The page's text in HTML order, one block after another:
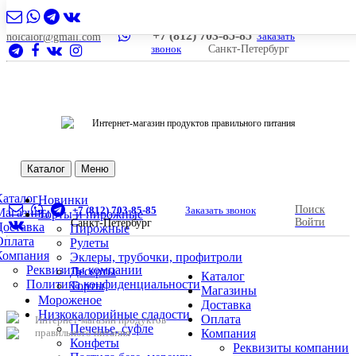
nolcalor@gmail.com +7 (812) 703-85-85 Заказать
звонок
Санкт-Петербург
Интернет-магазин продуктов правильного питания
Каталог Меню
Реквизиты компании
Политика конфиденциальности
Новинки
Торты и пирожные
Пирожные
Рулеты
Эклеры, трубочки, профитроли
Десерты
Торты
Мороженое
Низкокалорийные сладости
Печенье, суфле
Конфеты
+7 (812) 703-85-85
Заказать звонок
Санкт-Петербург
Поиск
Войти
Интернет-магазин продуктов
правильного питания
Каталог
Магазины
Доставка
Оплата
Компания
Реквизиты компании